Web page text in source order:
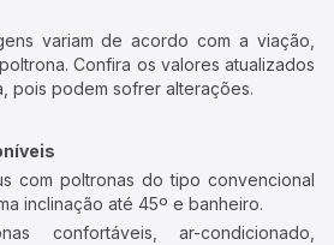
variam de acordo com a viação,
Confira os valores atualizados
pois podem sofrer alterações.
com poltronas do tipo convencional
inclinação até 45º e banheiro.
confortáveis, ar-condicionado,